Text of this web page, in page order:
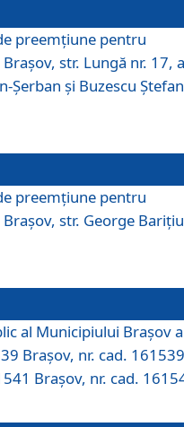
preemţiune pentru
str. Lungă nr. 17,
și Buzescu
preemţiune pentru
str. George
al Municipiului Braşov a
Brașov, nr. cad.
Brașov, nr. cad.